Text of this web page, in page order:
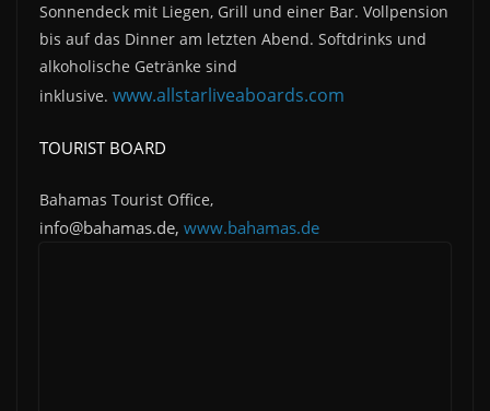
Sonnendeck mit Liegen, Grill und einer Bar. Vollpension
bis auf das Dinner am letzten Abend. Softdrinks und
alkoholische Getränke sind
inklusive. www.allstarliveaboards.com
TOURIST BOARD
Bahamas Tourist Office,
info@bahamas.de, www.bahamas.de